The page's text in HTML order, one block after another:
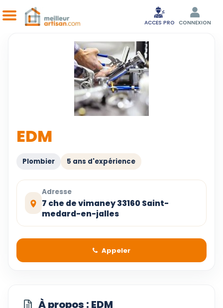
ACCES PRO CONNEXION
EDM
Plombier 5 ans d'expérience
Adresse
7 che de vimaney 33160 Saint-
medard-en-jalles
Appeler
À propos : EDM